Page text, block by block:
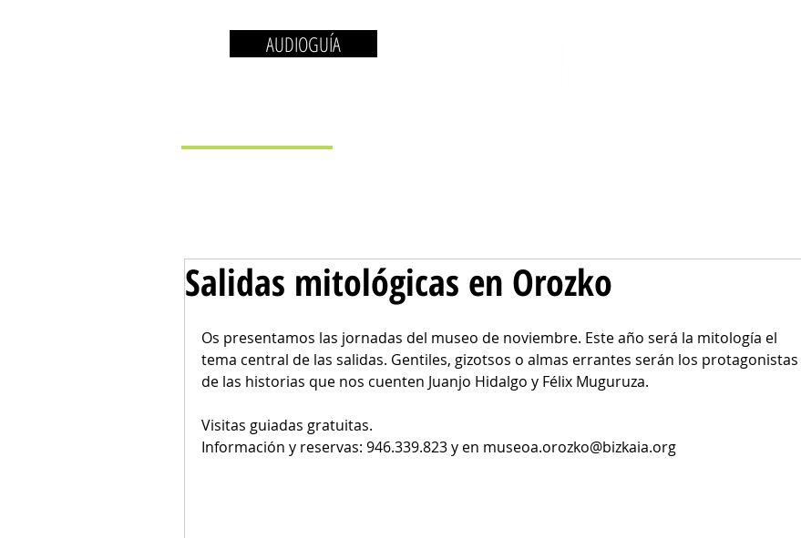
AUDIOGUÍA
Salidas mitológicas en Orozko
Os presentamos las jornadas del museo de noviembre. Este año será la mitología el
tema central de las salidas. Gentiles, gizotsos o almas errantes serán los protagonistas
de las historias que nos cuenten Juanjo Hidalgo y Félix Muguruza.
Visitas guiadas gratuitas.
Información y reservas: 946.339.823 y en museoa.orozko@bizkaia.org